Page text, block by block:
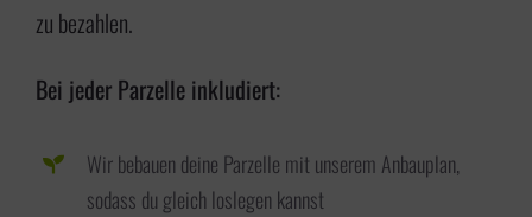
zu bezahlen.
Bei jeder Parzelle inkludiert:
Wir bebauen deine Parzelle mit unserem Anbauplan,
sodass du gleich loslegen kannst